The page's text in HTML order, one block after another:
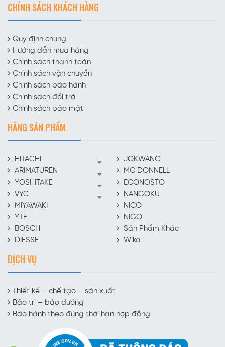
CHÍNH SÁCH KHÁCH HÀNG
Quy định chung
Hướng dẫn mua hàng
Chính sách thanh toán
Chính sách vận chuyển
Chính sách bảo hành
Chính sách đổi trả
Chính sách bảo mật
HÃNG SẢN PHẨM
HITACHI
ARIMATUREN
YOSHITAKE
VYC
MIYAWAKI
YTF
BOSCH
DIESSE
JOKWANG
MC DONNELL
ECONOSTO
NANGOKU
NICO
NIGO
Sản Phẩm Khác
Wika
DỊCH VỤ
Thiết kế – chế tạo – sản xuất
Bảo trì – bảo dưỡng
Bảo hành theo đúng thời hạn hợp đồng